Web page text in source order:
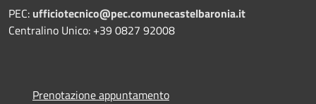
PEC: ufficiotecnico@pec.comunecastelbaronia.it
Centralino Unico: +39 0827 92008
Prenotazione appuntamento